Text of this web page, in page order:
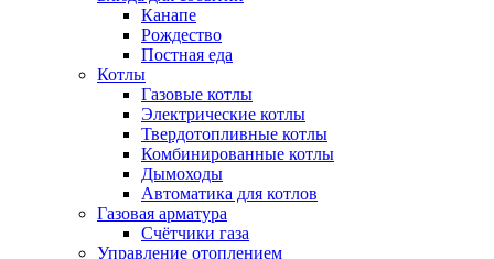
Канапе
Рождество
Постная еда
Котлы
Газовые котлы
Электрические котлы
Твердотопливные котлы
Комбинированные котлы
Дымоходы
Автоматика для котлов
Газовая арматура
Счётчики газа
Управление отоплением